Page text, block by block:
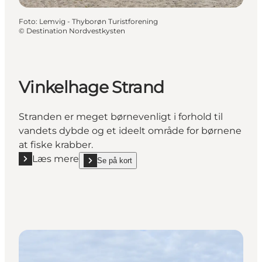
Foto: Lemvig - Thyborøn Turistforening
© Destination Nordvestkysten
Vinkelhage Strand
Stranden er meget børnevenligt i forhold til
vandets dybde og et ideelt område for børnene
at fiske krabber.
Læs mere
Læs mere "Vinkelhage Strand"
Se på kort
show Vinkelhage Strand on_map